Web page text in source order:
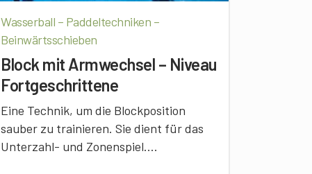
Wasserball – Paddeltechniken –
Beinwärtsschieben
Block mit Armwechsel – Niveau
Fortgeschrittene
Eine Technik, um die Blockposition
sauber zu trainieren. Sie dient für das
Unterzahl- und Zonenspiel....